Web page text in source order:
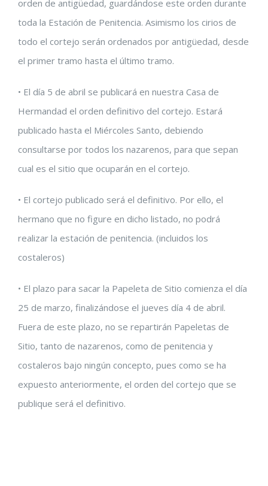
orden de antigüedad, guardándose este orden durante
toda la Estación de Penitencia. Asimismo los cirios de
todo el cortejo serán ordenados por antigüedad, desde
el primer tramo hasta el último tramo.
• El día 5 de abril se publicará en nuestra Casa de
Hermandad el orden definitivo del cortejo. Estará
publicado hasta el Miércoles Santo, debiendo
consultarse por todos los nazarenos, para que sepan
cual es el sitio que ocuparán en el cortejo.
• El cortejo publicado será el definitivo. Por ello, el
hermano que no figure en dicho listado, no podrá
realizar la estación de penitencia. (incluidos los
costaleros)
• El plazo para sacar la Papeleta de Sitio comienza el día
25 de marzo, finalizándose el jueves día 4 de abril.
Fuera de este plazo, no se repartirán Papeletas de
Sitio, tanto de nazarenos, como de penitencia y
costaleros bajo ningún concepto, pues como se ha
expuesto anteriormente, el orden del cortejo que se
publique será el definitivo.